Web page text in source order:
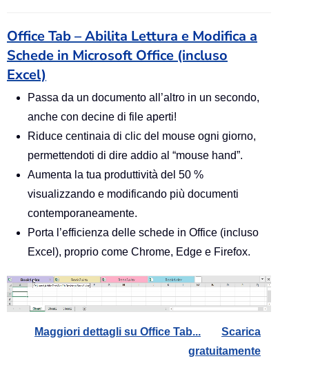
Office Tab – Abilita Lettura e Modifica a
Schede in Microsoft Office (incluso
Excel)
Passa da un documento all’altro in un secondo,
anche con decine di file aperti!
Riduce centinaia di clic del mouse ogni giorno,
permettendoti di dire addio al “mouse hand”.
Aumenta la tua produttività del 50 %
visualizzando e modificando più documenti
contemporaneamente.
Porta l’efficienza delle schede in Office (incluso
Excel), proprio come Chrome, Edge e Firefox.
Maggiori dettagli su Office Tab...
Scarica
gratuitamente